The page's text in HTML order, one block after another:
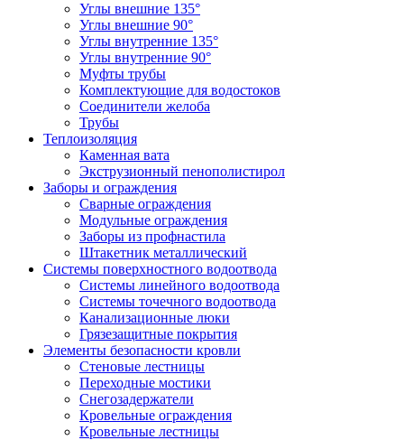
Углы внешние 135°
Углы внешние 90°
Углы внутренние 135°
Углы внутренние 90°
Муфты трубы
Комплектующие для водостоков
Соединители желоба
Трубы
Теплоизоляция
Каменная вата
Экструзионный пенополистирол
Заборы и ограждения
Сварные ограждения
Модульные ограждения
Заборы из профнастила
Штакетник металлический
Системы поверхностного водоотвода
Системы линейного водоотвода
Системы точечного водоотвода
Канализационные люки
Грязезащитные покрытия
Элементы безопасности кровли
Стеновые лестницы
Переходные мостики
Снегозадержатели
Кровельные ограждения
Кровельные лестницы